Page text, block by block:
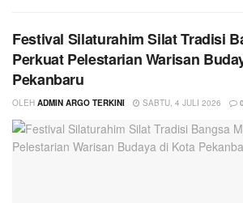
Festival Silaturahim Silat Tradisi
Perkuat Pelestarian Warisan
Pekanbaru
OLEH ADMIN ARGO TERKINI SABTU, 4 JULI 2026 0